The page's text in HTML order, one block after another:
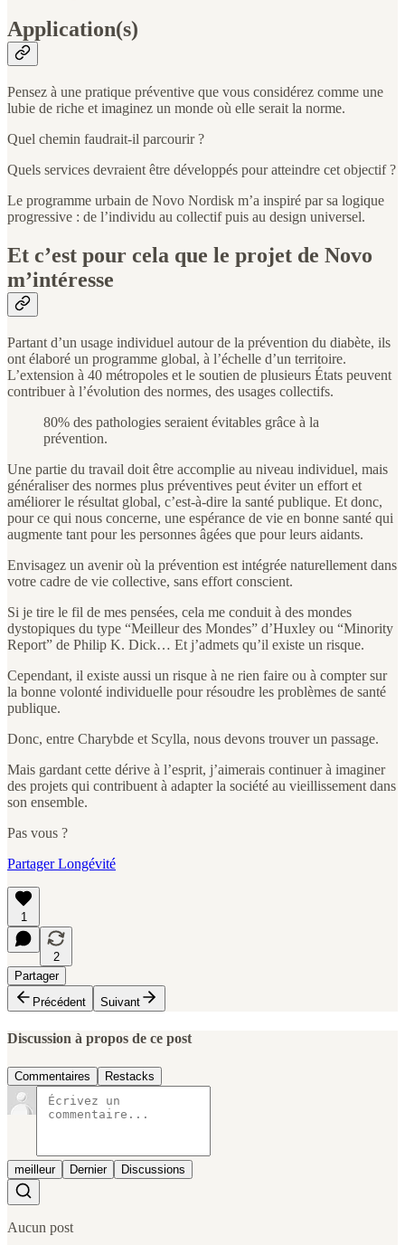
Application(s)
Pensez à une pratique préventive que vous considérez comme une
lubie de riche et imaginez un monde où elle serait la norme.
Quel chemin faudrait-il parcourir ?
Quels services devraient être développés pour atteindre cet objectif ?
Le programme urbain de Novo Nordisk m’a inspiré par sa logique
progressive : de l’individu au collectif puis au design universel.
Et c’est pour cela que le projet de Novo
m’intéresse
Partant d’un usage individuel autour de la prévention du diabète, ils
ont élaboré un programme global, à l’échelle d’un territoire.
L’extension à 40 métropoles et le soutien de plusieurs États peuvent
contribuer à l’évolution des normes, des usages collectifs.
80% des pathologies seraient évitables grâce à la
prévention.
Une partie du travail doit être accomplie au niveau individuel, mais
généraliser des normes plus préventives peut éviter un effort et
améliorer le résultat global, c’est-à-dire la santé publique. Et donc,
pour ce qui nous concerne, une espérance de vie en bonne santé qui
augmente tant pour les personnes âgées que pour leurs aidants.
Envisagez un avenir où la prévention est intégrée naturellement dans
votre cadre de vie collective, sans effort conscient.
Si je tire le fil de mes pensées, cela me conduit à des mondes
dystopiques du type “Meilleur des Mondes” d’Huxley ou “Minority
Report” de Philip K. Dick… Et j’admets qu’il existe un risque.
Cependant, il existe aussi un risque à ne rien faire ou à compter sur
la bonne volonté individuelle pour résoudre les problèmes de santé
publique.
Donc, entre Charybde et Scylla, nous devons trouver un passage.
Mais gardant cette dérive à l’esprit, j’aimerais continuer à imaginer
des projets qui contribuent à adapter la société au vieillissement dans
son ensemble.
Pas vous ?
Partager Longévité
1
2
Partager
Précédent
Suivant
Discussion à propos de ce post
Commentaires Restacks
meilleur Dernier Discussions
Aucun post